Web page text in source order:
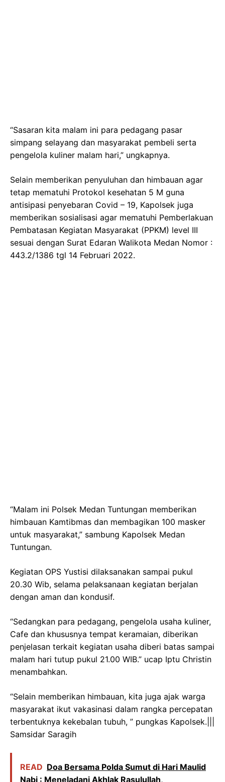
“Sasaran kita malam ini para pedagang pasar
simpang selayang dan masyarakat pembeli serta
pengelola kuliner malam hari,” ungkapnya.
Selain memberikan penyuluhan dan himbauan agar
tetap mematuhi Protokol kesehatan 5 M guna
antisipasi penyebaran Covid – 19, Kapolsek juga
memberikan sosialisasi agar mematuhi Pemberlakuan
Pembatasan Kegiatan Masyarakat (PPKM) level III
sesuai dengan Surat Edaran Walikota Medan Nomor :
443.2/1386 tgl 14 Februari 2022.
“Malam ini Polsek Medan Tuntungan memberikan
himbauan Kamtibmas dan membagikan 100 masker
untuk masyarakat,” sambung Kapolsek Medan
Tuntungan.
Kegiatan OPS Yustisi dilaksanakan sampai pukul
20.30 Wib, selama pelaksanaan kegiatan berjalan
dengan aman dan kondusif.
“Sedangkan para pedagang, pengelola usaha kuliner,
Cafe dan khususnya tempat keramaian, diberikan
penjelasan terkait kegiatan usaha diberi batas sampai
malam hari tutup pukul 21.00 WIB.” ucap Iptu Christin
menambahkan.
“Selain memberikan himbauan, kita juga ajak warga
masyarakat ikut vakasinasi dalam rangka percepatan
terbentuknya kekebalan tubuh, ” pungkas Kapolsek.|||
Samsidar Saragih
READ Doa Bersama Polda Sumut di Hari Maulid
Nabi : Meneladani Akhlak Rasulullah,